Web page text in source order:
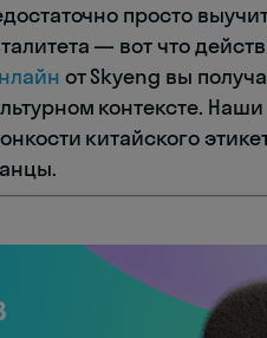
просто
— вот что
от Skyeng вы
контексте. Наши
китайского